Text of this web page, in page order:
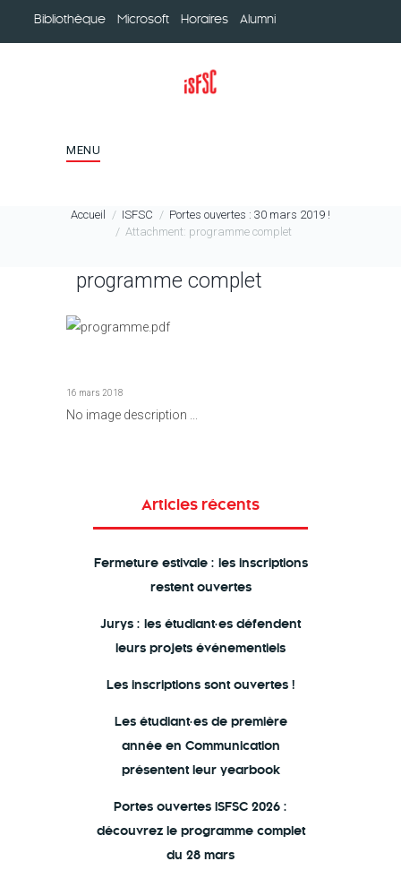
Bibliothèque Microsoft Horaires Alumni
MENU
Accueil ISFSC
Portes ouvertes : 30 mars 2019 !
Attachment: programme complet
programme complet
16 mars 2018
No image description ...
Articles récents
Fermeture estivale : les inscriptions
restent ouvertes
Jurys : les étudiant·es défendent
leurs projets événementiels
Les inscriptions sont ouvertes !
Les étudiant·es de première
année en Communication
présentent leur yearbook
Portes ouvertes ISFSC 2026 :
découvrez le programme complet
du 28 mars